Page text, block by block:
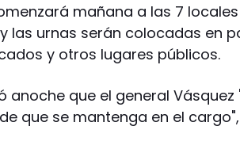
mañana a las 7
las urnas serán colocadas en
y otros lugares públicos.
anoche que el general
que se mantenga en el